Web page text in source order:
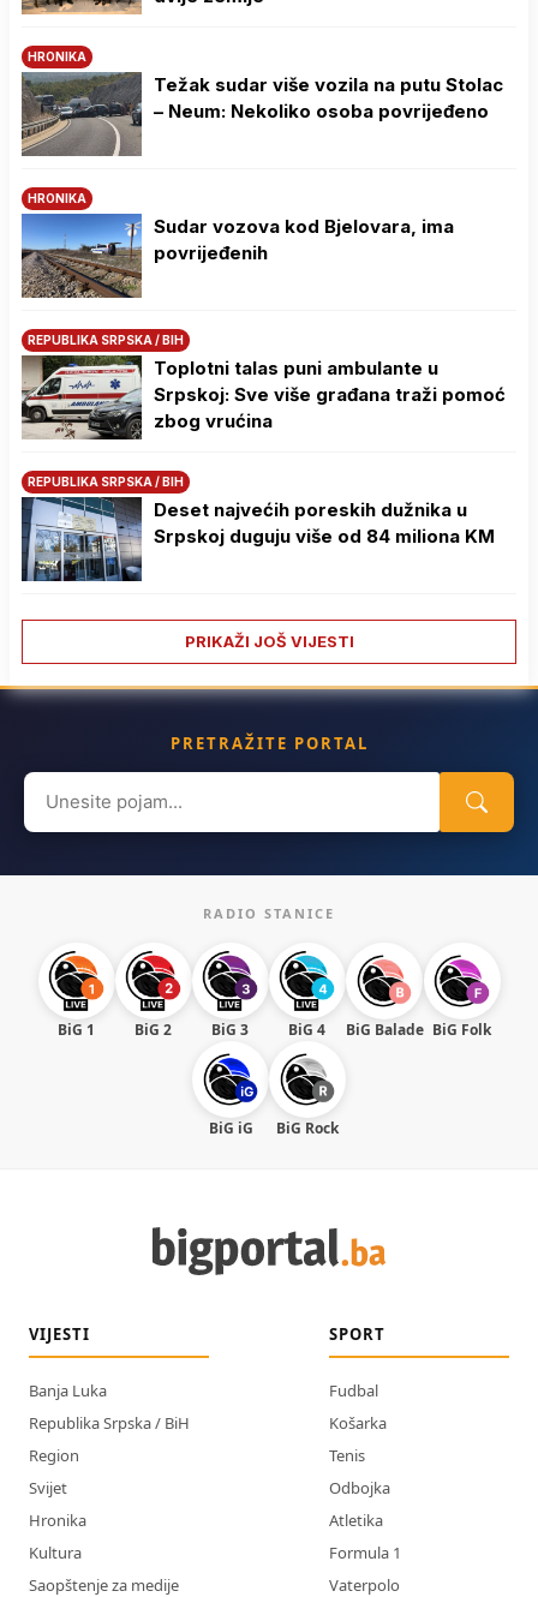
HRONIKA
Težak sudar više vozila na putu Stolac
– Neum: Nekoliko osoba povrijeđeno
HRONIKA
Sudar vozova kod Bjelovara, ima
povrijeđenih
REPUBLIKA SRPSKA / BIH
Toplotni talas puni ambulante u
Srpskoj: Sve više građana traži pomoć
zbog vrućina
REPUBLIKA SRPSKA / BIH
Deset najvećih poreskih dužnika u
Srpskoj duguju više od 84 miliona KM
PRIKAŽI JOŠ VIJESTI
PRETRAŽITE PORTAL
Search
for:
RADIO STANICE
BiG 1 BiG 2 BiG 3 BiG 4 BiG Balade BiG Folk
BiG iG BiG Rock
VIJESTI
Banja Luka
Republika Srpska / BiH
Region
Svijet
Hronika
Kultura
Saopštenje za medije
SPORT
Fudbal
Košarka
Tenis
Odbojka
Atletika
Formula 1
Vaterpolo